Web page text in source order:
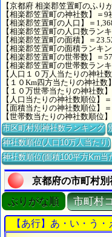
【京都府 相楽郡笠置町のふり
【相楽郡笠置町の神社数】＝9
【相楽郡笠置町の人口】＝
【相楽郡笠置町の人口数ラン
【相楽郡笠置町の面積】＝
【相楽郡笠置町の面積ランキ
【相楽郡笠置町の世帯数】＝
【相楽郡笠置町の世帯数ラン
【人口１０万人当たりの神社
【１０Km四方当たりの神社数
【１０万世帯当たりの神社数
【人口当たりの神社数順位】
【面積当たりの神社数順位】
【世帯数当たりの神社数順位
市区町村別神社数ランキング
神社数順位(人口10万人当たり)
神社数順位(面積100平方Km当
京都府の市町村別
ぶりがな順 市町村
【あ行】あ・い・う・